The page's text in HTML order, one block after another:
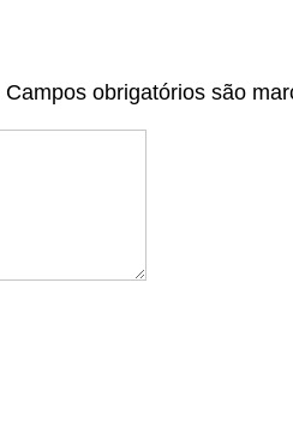
Campos obrigatórios são